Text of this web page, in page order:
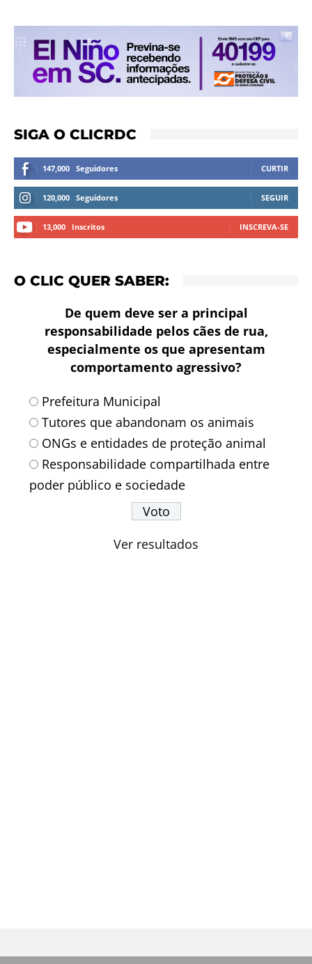
SIGA O CLICRDC
147,000 Seguidores CURTIR
120,000 Seguidores SEGUIR
13,000 Inscritos INSCREVA-SE
O CLIC QUER SABER:
De quem deve ser a principal
responsabilidade pelos cães de rua,
especialmente os que apresentam
comportamento agressivo?
Prefeitura Municipal
Tutores que abandonam os animais
ONGs e entidades de proteção animal
Responsabilidade compartilhada entre
poder público e sociedade
Ver resultados